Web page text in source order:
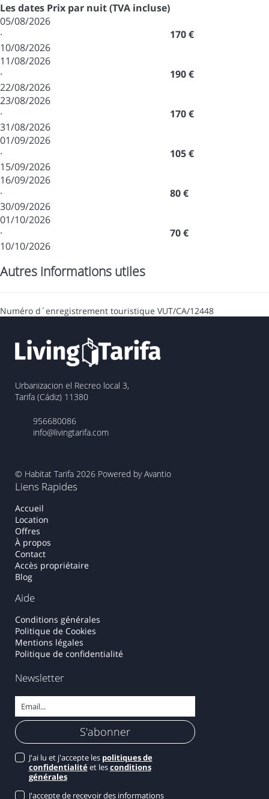
Les dates Prix par nuit (TVA incluse)
05/08/2026
·
10/08/2026
170 €
11/08/2026
·
22/08/2026
190 €
23/08/2026
·
31/08/2026
170 €
01/09/2026
·
15/09/2026
105 €
16/09/2026
·
30/09/2026
80 €
01/10/2026
·
10/10/2026
70 €
Autres informations utiles
Numéro d´enregistrement touristique VUT/CA/12448
Urbanizacion el Recreo local 3,
Tarifa (Cádiz) 11380
956680086
info@livingtarifa.com
© Habitat Tarifa 2026 Powered by Avantio
Liens Rapides
Accueil
Location
Offres
À propos
Contact
Accès propriétaire
Blog
Aide
Conditions générales
Politique de Cookies
Mentions légales
Politique de confidentialité
Newsletter
J'ai lu et j'accepte les politiques de
confidentialitéet lesconditions
générales
J'accepte de recevoir des informations